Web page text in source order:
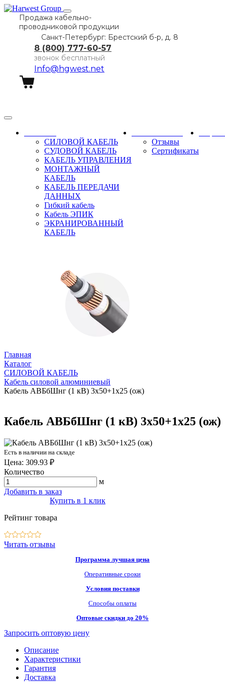
Продажа кабельно-
проводниковой продукции
Санкт-Петербург: Брестский б-р, д. 8
8 (800) 777-60-57
звонок бесплатный
Info@hgwest.net
СИЛОВОЙ КАБЕЛЬ
СУДОВОЙ КАБЕЛЬ
КАБЕЛЬ УПРАВЛЕНИЯ
МОНТАЖНЫЙ
КАБЕЛЬ
КАБЕЛЬ ПЕРЕДАЧИ
ДАННЫХ
Гибкий кабель
Кабель ЭПИК
ЭКРАНИРОВАННЫЙ
КАБЕЛЬ
Отзывы
Сертификаты
Главная
Каталог
СИЛОВОЙ КАБЕЛЬ
Кабель силовой алюминиевый
Кабель АВБбШнг (1 кВ) 3х50+1х25 (ож)
Кабель АВБбШнг (1 кВ) 3х50+1х25 (ож)
Есть в наличии на складе
Цена: 309.93 ₽
Количество
м
Добавить в заказ
Купить в 1 клик
Рейтинг товара
Читать отзывы
Программа лучшая цена
Оперативные сроки
Условия поставки
Способы оплаты
Оптовые скидки до 20%
Запросить оптовую цену
Описание
Характеристики
Гарантия
Доставка